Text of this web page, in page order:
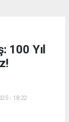
100 Yıl
- 18:22